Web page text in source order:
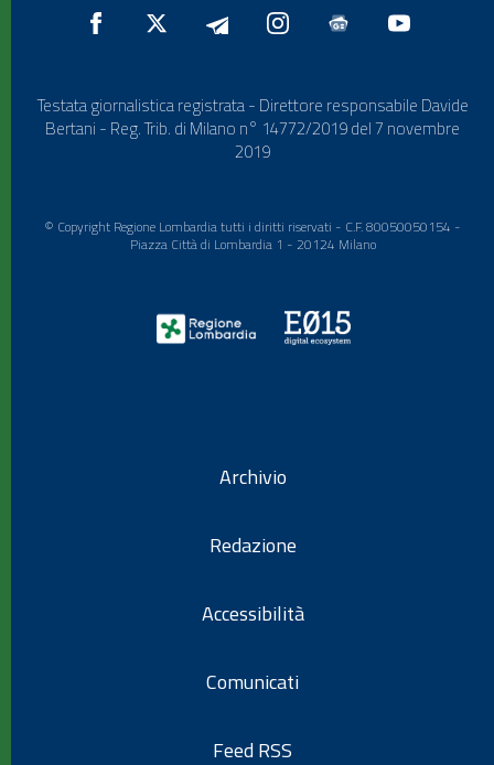
Testata giornalistica registrata - Direttore responsabile Davide
Bertani - Reg. Trib. di Milano n° 14772/2019 del 7 novembre
2019
© Copyright Regione Lombardia tutti i diritti riservati - C.F. 80050050154 -
Piazza Città di Lombardia 1 - 20124 Milano
Archivio
Redazione
Accessibilità
Comunicati
Feed RSS